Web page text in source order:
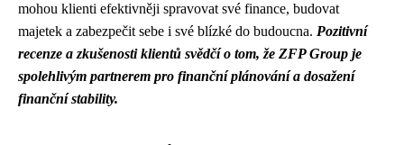
mohou klienti efektivněji spravovat své finance, budovat
majetek a zabezpečit sebe i své blízké do budoucna. Pozitivní
recenze a zkušenosti klientů svědčí o tom, že ZFP Group je
spolehlivým partnerem pro finanční plánování a dosažení
finanční stability.